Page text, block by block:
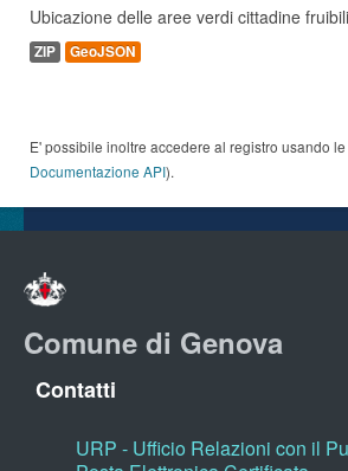
Ubicazione delle aree verdi cittadine
ZIP GeoJSON
E' possibile inoltre accedere al registro usando le
Documentazione API).
Comune di Genova
Contatti
URP - Ufficio Relazioni con il